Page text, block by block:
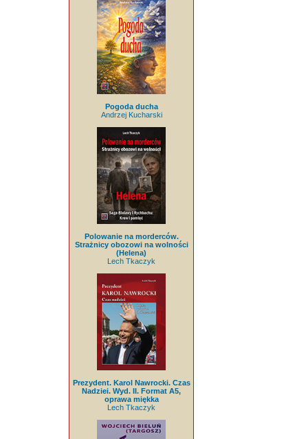
Pogoda ducha
Andrzej Kucharski
Polowanie na morderców.
Strażnicy obozowi na wolności
(Helena)
Lech Tkaczyk
Prezydent. Karol Nawrocki. Czas
Nadziei. Wyd. II. Format A5,
oprawa miękka
Lech Tkaczyk